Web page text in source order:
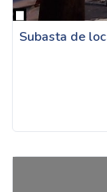
Subasta de